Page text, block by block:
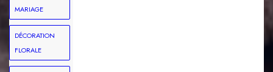
MARIAGE
DÉCORATION
FLORALE